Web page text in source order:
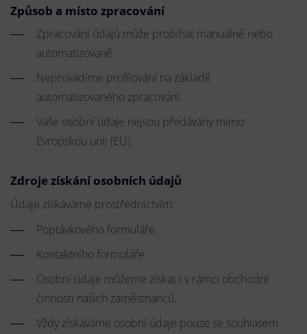
Způsob a místo zpracování
Zpracování údajů může probíhat manuálně nebo
automatizovaně.
Neprovádíme profilování na základě
automatizovaného zpracování.
Vaše osobní údaje nejsou předávány mimo
Evropskou unii (EU).
Zdroje získání osobních údajů
Údaje získáváme prostřednictvím:
Poptávkového formuláře.
Kontaktního formuláře.
Osobní údaje můžeme získat i v rámci obchodní
činnosti našich zaměstnanců.
Vždy získáváme osobní údaje pouze se souhlasem